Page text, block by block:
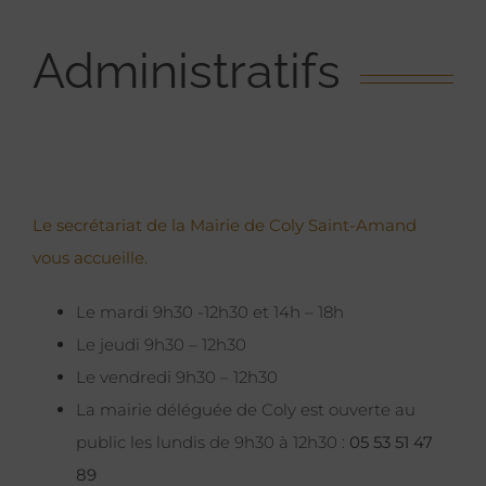
Administratifs
Le secrétariat de la Mairie de Coly Saint-Amand
vous accueille.
Le mardi 9h30 -12h30 et 14h – 18h
Le jeudi 9h30 – 12h30
Le vendredi 9h30 – 12h30
La mairie déléguée de Coly est ouverte au
public les lundis de 9h30 à 12h30 : 05 53 51 47
89